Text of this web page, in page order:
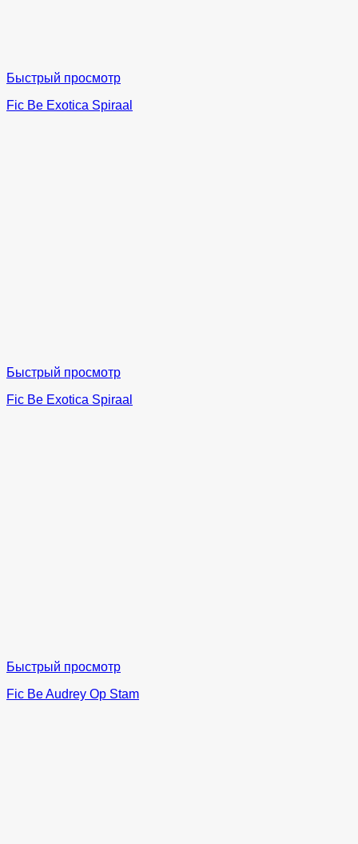
Быстрый просмотр
Fic Be Exotica Spiraal
Быстрый просмотр
Fic Be Exotica Spiraal
Быстрый просмотр
Fic Be Audrey Op Stam